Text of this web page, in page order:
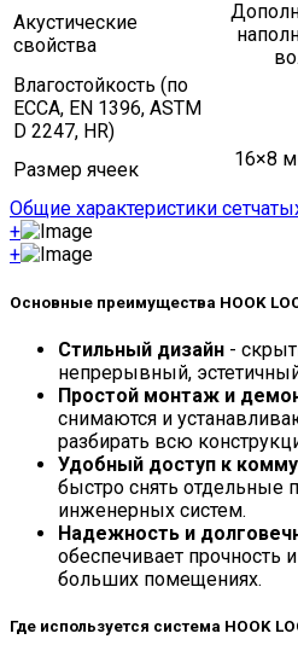
Акустические
свойства
Влагостойкость (по
ECCA, EN 1396, ASTM
D 2247, HR)
Размер ячеек
16×8
Общие характеристики
+
+
Основные преимущества HOOK
Стильный дизайн -
непрерывный,
Простой монтаж и
снимаются и
разбирать всю
Удобный доступ к
быстро снять отдельные
инженерных систем.
Надежность и
обеспечивает прочность
больших помещениях.
Где используется система HOOK